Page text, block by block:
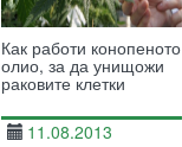
Как работи конопеното
олио, за да унищожи
раковите клетки
11.08.2013